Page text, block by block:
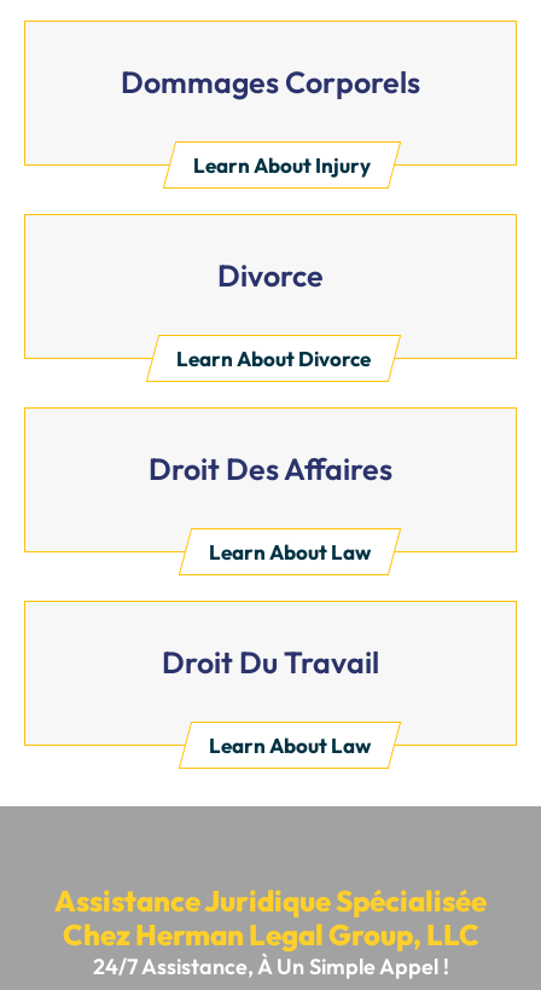
Dommages Corporels
Learn About Injury
Divorce
Learn About Divorce
Droit Des Affaires
Learn About Law
Droit Du Travail
Learn About Law
Assistance Juridique Spécialisée
Chez Herman Legal Group, LLC
24/7 Assistance, À Un Simple Appel !